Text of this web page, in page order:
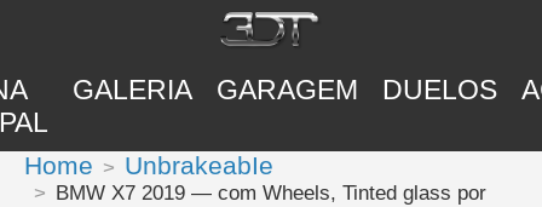
GALERIA GARAGEM DUELOS
Home UnbrakeabIe
BMW X7 2019 — com Wheels, Tinted glass por